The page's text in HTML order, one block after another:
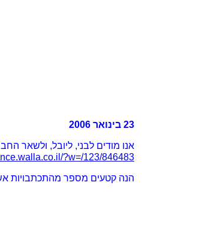
23 בינואר 2006
אנו מודים לבני, ליובל, ולשאר
?w=/123/846483
הנה קטעים מספר מהתכתבויות